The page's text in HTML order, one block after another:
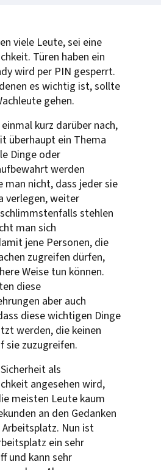
viele Leute, sei eine
Türen haben ein
wird per PIN gesperrt.
es wichtig ist, sollte
gehen.
kurz darüber nach,
überhaupt ein Thema
Dinge oder
werden
man nicht, dass jeder sie
verlegen, weiter
stehlen
man sich
jene Personen, die
zugreifen dürfen,
Weise tun können.
diese
aber auch
diese wichtigen Dinge
werden, die keinen
sie zuzugreifen.
als
angesehen wird,
meisten Leute kaum
an den Gedanken
Nun ist
ein sehr
und kann sehr